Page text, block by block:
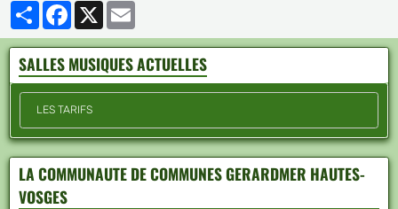
PartagerFacebook
X
SALLES MUSIQUES ACTUELLES
LES TARIFS
LA COMMUNAUTE DE COMMUNES GERARDMER HAUTES-
VOSGES